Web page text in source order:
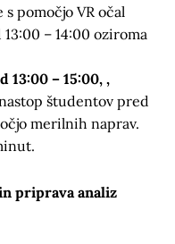
pomočjo VR očal
– 14:00 oziroma
13:00 – 15:00, ,
študentov pred
merilnih naprav.
priprava analiz